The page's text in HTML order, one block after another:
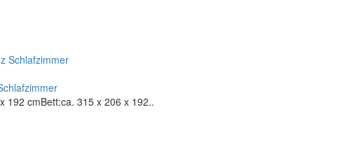
192 cmBett:ca. 315 x 206 x 192..